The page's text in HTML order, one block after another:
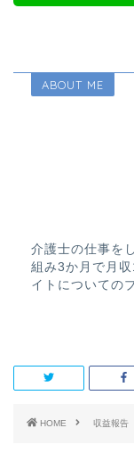
ABOUT ME
介護士の仕事を
組み3か月で月
イトについての
HOME 収益報告